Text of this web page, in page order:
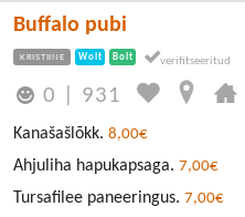
Buffalo pubi
KRISTIINE Wolt Bolt
0 931
Kanašašlõkk. 8,00€
Ahjuliha hapukapsaga. 7,00€
Tursafilee paneeringus. 7,00€